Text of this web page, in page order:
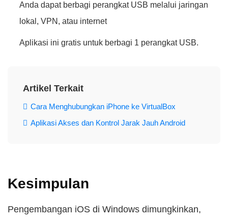
Anda dapat berbagi perangkat USB melalui jaringan
lokal, VPN, atau internet
Aplikasi ini gratis untuk berbagi 1 perangkat USB.
Artikel Terkait
Cara Menghubungkan iPhone ke VirtualBox
Aplikasi Akses dan Kontrol Jarak Jauh Android
Kesimpulan
Pengembangan iOS di Windows dimungkinkan,